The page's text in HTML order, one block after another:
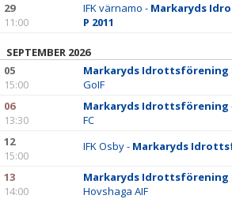
29
11:00
IFK värnamo - Markaryds
P 2011
SEPTEMBER 2026
05
15:00
Markaryds Idrottsförening
GoIF
06
13:30
Markaryds Idrottsförening
FC
12
15:00
IFK Osby - Markaryds
13
14:00
Markaryds Idrottsförening
Hovshaga AIF